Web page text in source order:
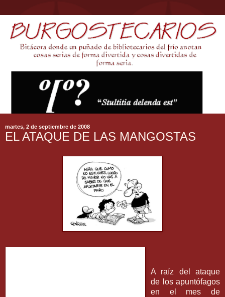
martes, 2 de septiembre de 2008
EL ATAQUE DE LAS MANGOSTAS
A raíz del ataque
de los apuntófagos
en el mes de